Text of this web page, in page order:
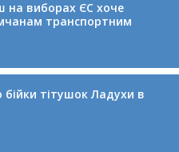
на виборах ЄС хоче
транспортним
бійки тітушок Ладухи в